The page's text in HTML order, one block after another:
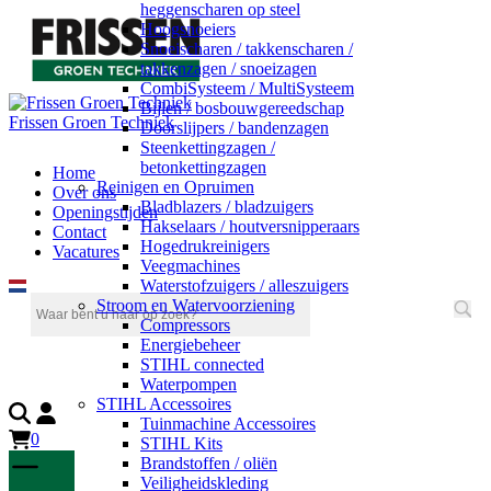
Frissen Groen Techniek
Home
Over ons
Openingstijden
Contact
Vacatures
heggenscharen op steel
Hoogsnoeiers
Snoeischaren / takkenscharen /
takkenzagen / snoeizagen
CombiSysteem / MultiSysteem
Bijlen / bosbouwgereedschap
Doorslijpers / bandenzagen
Steenkettingzagen /
betonkettingzagen
Reinigen en Opruimen
Bladblazers / bladzuigers
Hakselaars / houtversnipperaars
Hogedrukreinigers
Veegmachines
Waterstofzuigers / alleszuigers
Stroom en Watervoorziening
Compressors
Energiebeheer
STIHL connected
Waterpompen
STIHL Accessoires
Tuinmachine Accessoires
STIHL Kits
Brandstoffen / oliën
Veiligheidskleding
0